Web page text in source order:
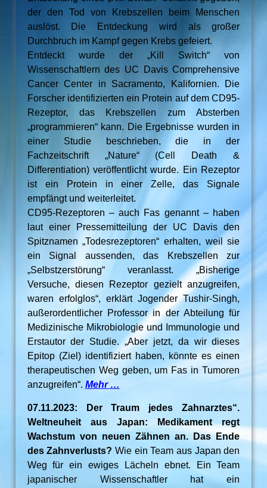
der den Tod von Krebszellen beim Menschen
auslöst. Die Entdeckung wird als großer
Durchbruch im Kampf gegen Krebs gefeiert.
Entdeckt wurde der „Kill Switch“ von
Wissenschaftlern des UC Davis Comprehensive
Cancer Center in Sacramento, Kalifornien. Die
Forscher identifizierten ein Protein auf dem CD95-
Rezeptor, das Krebszellen zum Absterben
„programmieren“ kann. Die Ergebnisse wurden in
einer Studie beschrieben, die in der
Fachzeitschrift „Nature“ (Cell Death &
Differentiation) veröffentlicht wurde. Ein Rezeptor
ist ein Protein in einer Zelle, das Signale
empfängt und weiterleitet.
CD95-Rezeptoren – auch Fas genannt – haben
laut einer Pressemitteilung der UC Davis den
Spitznamen „Todesrezeptoren“ erhalten, weil sie
ein Signal aussenden, das Krebszellen zur
„Selbstzerstörung“ veranlasst. „Bisherige
Versuche, diesen Rezeptor gezielt anzugreifen,
waren erfolglos“, erklärt Jogender Tushir-Singh,
außerordentlicher Professor in der Abteilung für
Medizinische Mikrobiologie und Immunologie und
Erstautor der Studie. „Aber jetzt, da wir dieses
Epitop (Ziel) identifiziert haben, könnte es einen
therapeutischen Weg geben, um Fas in Tumoren
anzugreifen“. Mehr …
07.11.2023: Der Traum jedes Zahnarztes“.
Weltneuheit aus Japan: Medikament regt
Wachstum von neuen Zähnen an. Das Ende
des Zahnverlusts? Wie ein Team aus Japan den
Weg für ein ewiges Lächeln ebnet. Ein Team
japanischer Wissenschaftler hat ein